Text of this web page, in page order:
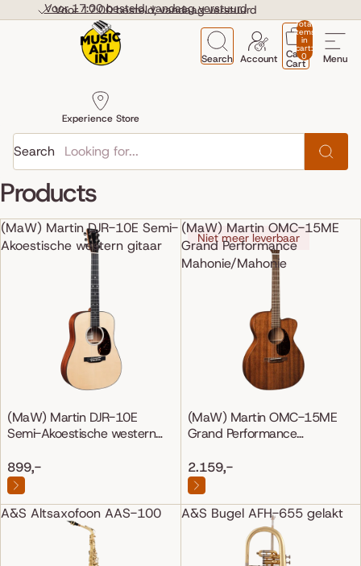
Voor 17:00 besteld, vandaag verstuurd
Voor 17:00 besteld, vandaag verstuurd
Menu
Search
Experience Store
Account
Total
items
in
cart:
0
Cart
Cart
Search
Products
(MaW) Martin DJR-10E Semi-
Akoestische western gitaar
(MaW) Martin DJR-10E
Semi-Akoestische western
899,-
(MaW) Martin OMC-15ME
Grand Performance
Mahonie/Mahonie
Niet meer leverbaar
(MaW) Martin OMC-15ME
Grand Performance
2.159,-
A&S Altsaxofoon AAS-100 A&S Bugel AFH-655 gelakt